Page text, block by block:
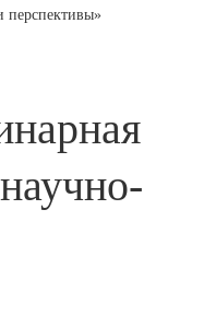
перспективы»